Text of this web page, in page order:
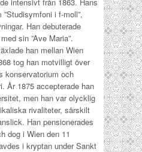
i f-moll”,
Han debuterade
sin ”Ave Maria”.
han mellan Wien
tog han motvilligt över
konservatorium och
År 1875 accepterade han
men han var olycklig
rivaliteter, särskilt
Han pensionerades
dog i Wien den 11
i kryptan under Sankt